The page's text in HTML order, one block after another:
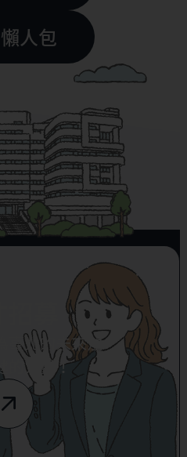
懶人包
募
臺北的未來注
的力量！